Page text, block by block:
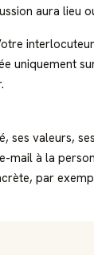
aura lieu
ses valeurs,
à la
par